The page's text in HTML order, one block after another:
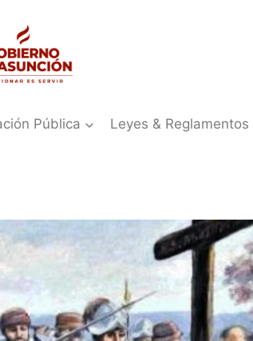
Pública Leyes & Reglamentos